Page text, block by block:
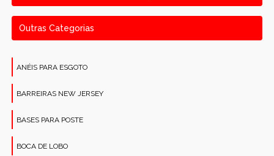
Outras Categorias
ANÉIS PARA ESGOTO
BARREIRAS NEW JERSEY
BASES PARA POSTE
BOCA DE LOBO